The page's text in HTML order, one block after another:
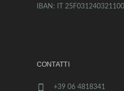
IBAN: IT
CONTATTI
+39 06 4818341